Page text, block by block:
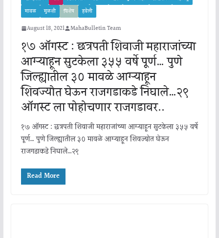
मावळ
मुळशी विशेष हवेली
August 18, 2021 MahaBulletin Team
१७ ऑगस्ट : छत्रपती शिवाजी महाराजांच्या
आग्ऱ्याहून सुटकेला ३५५ वर्षे पूर्ण… पुणे
जिल्ह्यातील ३० मावळे आग्ऱ्याहून
शिवज्योत घेऊन राजगडाकडे निघाले…२९
ऑगस्ट ला पोहोचणार राजगडावर..
१७ ऑगस्ट : छत्रपती शिवाजी महाराजांच्या आग्ऱ्याहून सुटकेला ३५५ वर्षे
पूर्ण… पुणे जिल्ह्यातील ३० मावळे आग्ऱ्याहून शिवज्योत घेऊन
राजगडाकडे निघाले…२९
Read More